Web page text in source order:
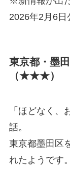
2026年2月6日
東京都・墨
（★★★）
「ほどなく
話。
東京都墨田区
れたようです。